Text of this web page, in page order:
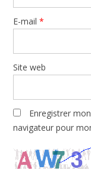
E-mail*
Site web
Enregistrer
navigateur pour